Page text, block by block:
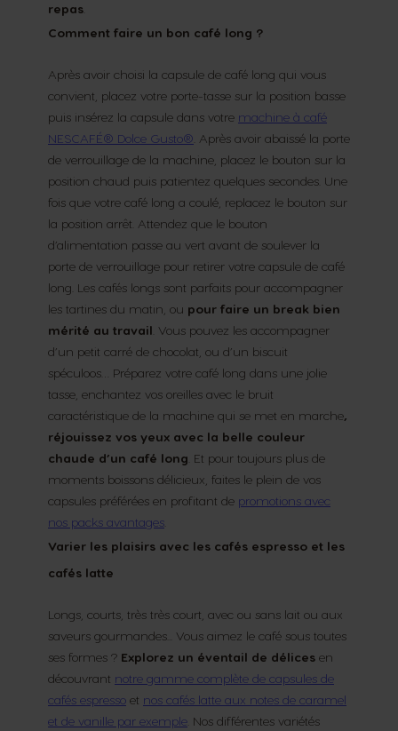
repas
Comment faire un bon café long ?
Après avoir choisi la capsule de café long qui vous
convient, placez votre porte-tasse sur la position basse
puis insérez la capsule dans votre machine à café
NESCAFÉ® Dolce Gusto® . Après avoir abaissé la porte
de verrouillage de la machine, placez le bouton sur la
position chaud puis patientez quelques secondes. Une
fois que votre café long a coulé, replacez le bouton sur
la position arrêt. Attendez que le bouton
d’alimentation passe au vert avant de soulever la
porte de verrouillage pour retirer votre capsule de café
long. Les cafés longs sont parfaits pour accompagner
les tartines du matin, ou pour faire un break bien
mérité au travail . Vous pouvez les accompagner
d’un petit carré de chocolat, ou d’un biscuit
spéculoos… Préparez votre café long dans une jolie
tasse, enchantez vos oreilles avec le bruit
caractéristique de la machine qui se met en marche,
réjouissez vos yeux avec la belle couleur
chaude d’un café long . Et pour toujours plus de
moments boissons délicieux, faites le plein de vos
capsules préférées en profitant de promotions avec
nos packs avantages
Varier les plaisirs avec les cafés espresso et les
cafés latte
Longs, courts, très très court, avec ou sans lait ou aux
saveurs gourmandes... Vous aimez le café sous toutes
ses formes ? Explorez un éventail de délices en
découvrant notre gamme complète de capsules de
cafés espresso et nos cafés latte aux notes de caramel
et de vanille par exemple . Nos différentes variétés